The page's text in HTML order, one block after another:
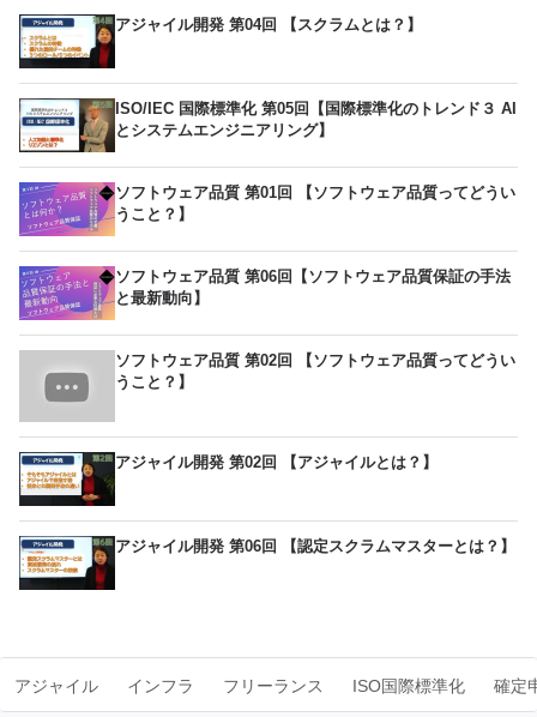
アジャイル開発 第04回 【スクラムとは？】
ISO/IEC 国際標準化 第05回【国際標準化のトレンド３ AI
とシステムエンジニアリング】
ソフトウェア品質 第01回 【ソフトウェア品質ってどうい
うこと？】
ソフトウェア品質 第06回【ソフトウェア品質保証の手法
と最新動向】
ソフトウェア品質 第02回 【ソフトウェア品質ってどうい
うこと？】
アジャイル開発 第02回 【アジャイルとは？】
アジャイル開発 第06回 【認定スクラムマスターとは？】
アジャイル インフラ フリーランス ISO国際標準化 確定